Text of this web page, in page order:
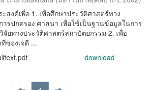
สงค์เพื่อ 1. เพื่อศึกษาประวัติศาสตร์ทาง
รปกครอง ศาสนา เพื่อใช้เป็นฐานข้อมูลในการ
ยทางประวัติศาสตร์สถาปัตยกรรม 2. เพื่อ
ของเจดี ...
download